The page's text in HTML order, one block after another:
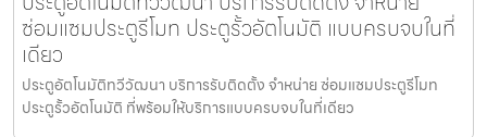
ซ่อมแซมประตูรีโมท ประตูรั้วอัตโนมัติ แบบครบจบในที่
เดียว
ประตูอัตโนมัติทวีวัฒนา บริการรับติดตั้ง จำหน่าย ซ่อมแซมประตูรีโมท
ประตูรั้วอัตโนมัติ ที่พร้อมให้บริการแบบครบจบในที่เดียว